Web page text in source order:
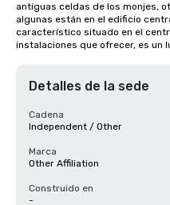
antiguas celdas de los monjes,
algunas están en el edificio
característico situado en el
instalaciones que ofrecer, es un
Detalles de la sede
Cadena
Independent / Other
Marca
Other Affiliation
Construido en
-